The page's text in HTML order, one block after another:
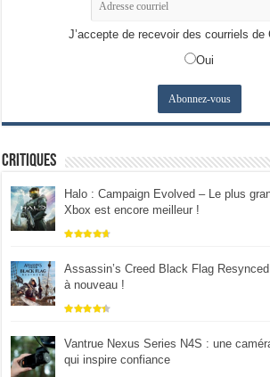
J’accepte de recevoir des courriels de
Oui
Critiques
Halo : Campaign Evolved – Le plus
Xbox est encore meilleur !
Assassin’s Creed Black Flag
à nouveau !
Vantrue Nexus Series N4S : une
qui inspire confiance